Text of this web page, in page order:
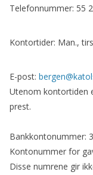
Telefonnummer: 55
Kontortider: Man.,
E-post:
Utenom kontortiden
prest.
Bankkontonummer:
Kontonummer for
Disse numrene gir